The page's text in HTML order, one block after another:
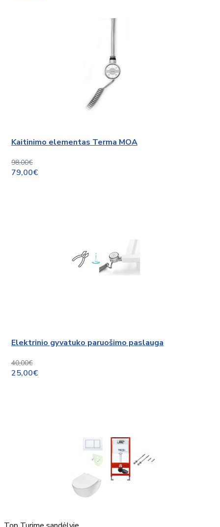
Kaitinimo elementas Terma MOA
98,00€
79,00€
Elektrinio gyvatuko paruošimo paslauga
40,00€
25,00€